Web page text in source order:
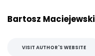
Bartosz Maciejewski
VISIT AUTHOR'S WEBSITE